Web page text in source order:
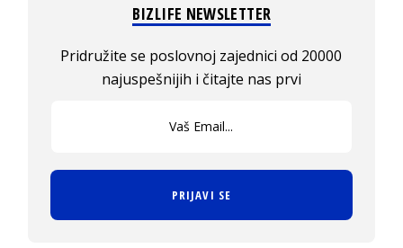
BIZLIFE NEWSLETTER
Pridružite se poslovnoj zajednici od 20000
najuspešnijih i čitajte nas prvi
PRIJAVI SE